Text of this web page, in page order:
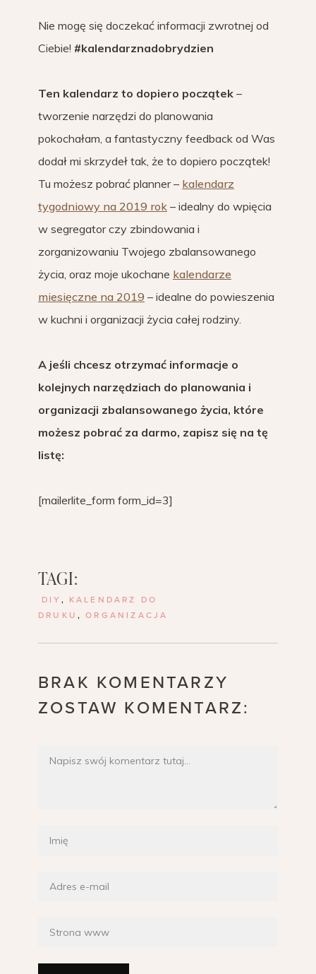
Nie mogę się doczekać informacji zwrotnej od
Ciebie! #kalendarznadobrydzien
Ten kalendarz to dopiero początek –
tworzenie narzędzi do planowania
pokochałam, a fantastyczny feedback od Was
dodał mi skrzydeł tak, że to dopiero początek!
Tu możesz pobrać planner – kalendarz
tygodniowy na 2019 rok – idealny do wpięcia
w segregator czy zbindowania i
zorganizowaniu Twojego zbalansowanego
życia, oraz moje ukochane kalendarze
miesięczne na 2019 – idealne do powieszenia
w kuchni i organizacji życia całej rodziny.
A jeśli chcesz otrzymać informacje o
kolejnych narzędziach do planowania i
organizacji zbalansowanego życia, które
możesz pobrać za darmo, zapisz się na tę
listę:
[mailerlite_form form_id=3]
TAGI:
DIY ,
KALENDARZ DO
DRUKU , ORGANIZACJA
BRAK KOMENTARZY
ZOSTAW KOMENTARZ: